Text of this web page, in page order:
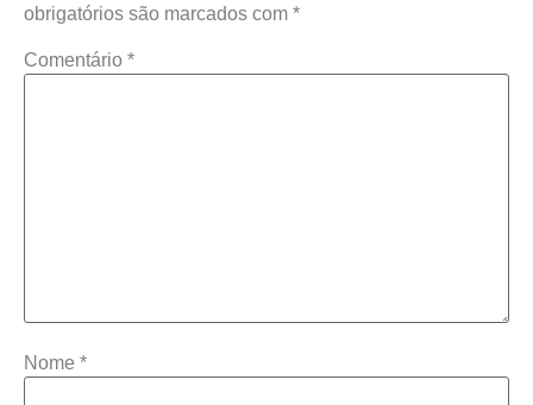
obrigatórios são marcados com *
Comentário *
Nome *